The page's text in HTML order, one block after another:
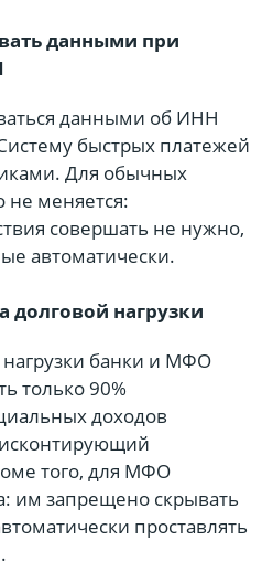
данными при
данными об ИНН
быстрых платежей
Для обычных
не меняется:
совершать не нужно,
автоматически.
долговой нагрузки
нагрузки банки и МФО
только 90%
доходов
того, для МФО
им запрещено скрывать
проставлять